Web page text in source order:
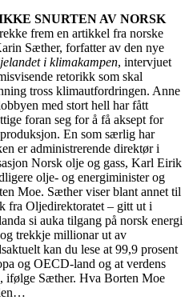
SNURTEN AV NORSK
frem en artikkel fra norske
Sæther, forfatter av den nye
i klimakampen, intervjuet
retorikk som skal
tross klimautfordringen. Anne
med stort hell har fått
foran seg for å få aksept for
En som særlig har
er administrerende direktør i
Norsk olje og gass, Karl Eirik
olje- og energiminister og
Moe. Sæther viser blant annet til
fra Oljedirektoratet – gitt ut i
si auka tilgang på norsk energi
trekkje millionar ut av
kan du lese at 99,9 prosent
og OECD-land og at verdens
ifølge Sæther. Hva Borten Moe